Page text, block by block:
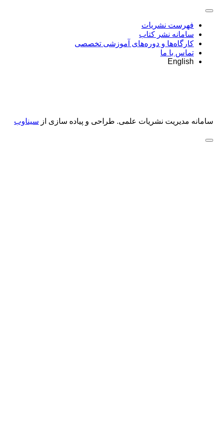
فهرست نشریات
سامانه نشر کتاب
کارگاه‌ها و دوره‌های آموزشی تخصصی
تماس با ما
English
سامانه مدیریت نشریات علمی. طراحی و پیاده سازی از سیناوب